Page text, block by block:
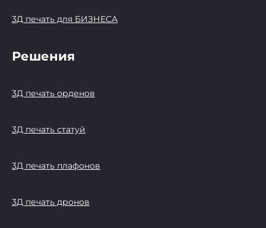
3Д печать для БИЗНЕСА
Решения
3Д печать орденов
3Д печать статуй
3Д печать плафонов
3Д печать дронов